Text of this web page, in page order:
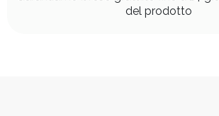
del prodotto